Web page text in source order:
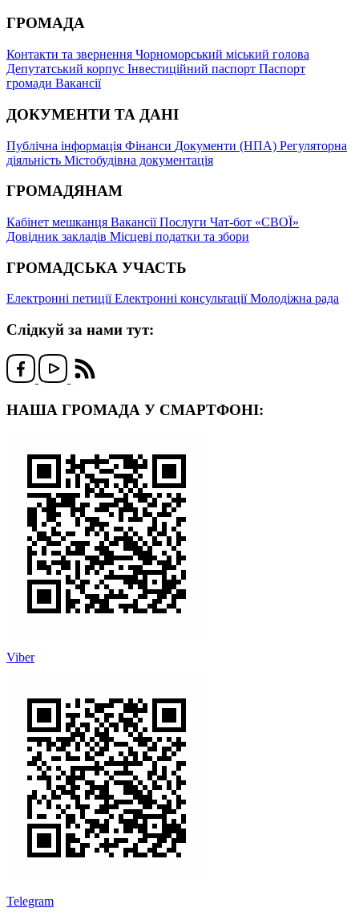
ГРОМАДА
Контакти та звернення Чорноморський міський голова
Депутатський корпус Інвестиційний паспорт Паспорт
громади Вакансії
ДОКУМЕНТИ ТА ДАНІ
Публічна інформація Фінанси Документи (НПА) Регуляторна
діяльність Містобудівна документація
ГРОМАДЯНАМ
Кабінет мешканця ВакансіїПослуги Чат-бот «СВОЇ»
Довідник закладів Місцеві податки та збори
ГРОМАДСЬКА УЧАСТЬ
Електронні петиціїЕлектронні консультаціїМолодіжна рада
Слідкуй за нами тут:
НАША ГРОМАДА У СМАРТФОНІ:
Viber
Telegram